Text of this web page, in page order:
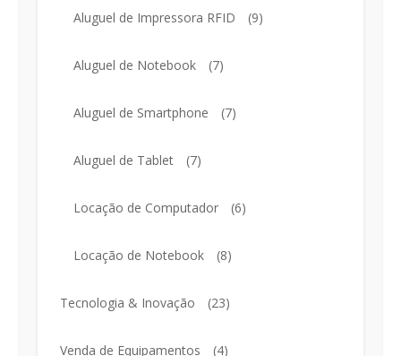
Aluguel de Impressora RFID (9)
Aluguel de Notebook (7)
Aluguel de Smartphone (7)
Aluguel de Tablet (7)
Locação de Computador (6)
Locação de Notebook (8)
Tecnologia & Inovação (23)
Venda de Equipamentos (4)